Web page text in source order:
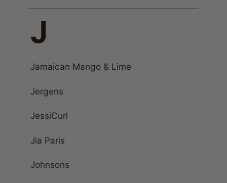
J
Jamaican Mango & Lime
Jergens
JessiCurl
Jia Paris
Johnsons